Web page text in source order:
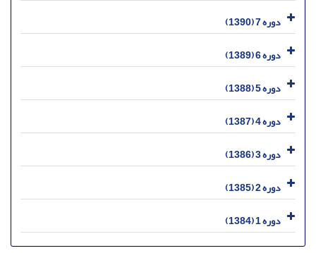
دوره 7 (1390)
دوره 6 (1389)
دوره 5 (1388)
دوره 4 (1387)
دوره 3 (1386)
دوره 2 (1385)
دوره 1 (1384)